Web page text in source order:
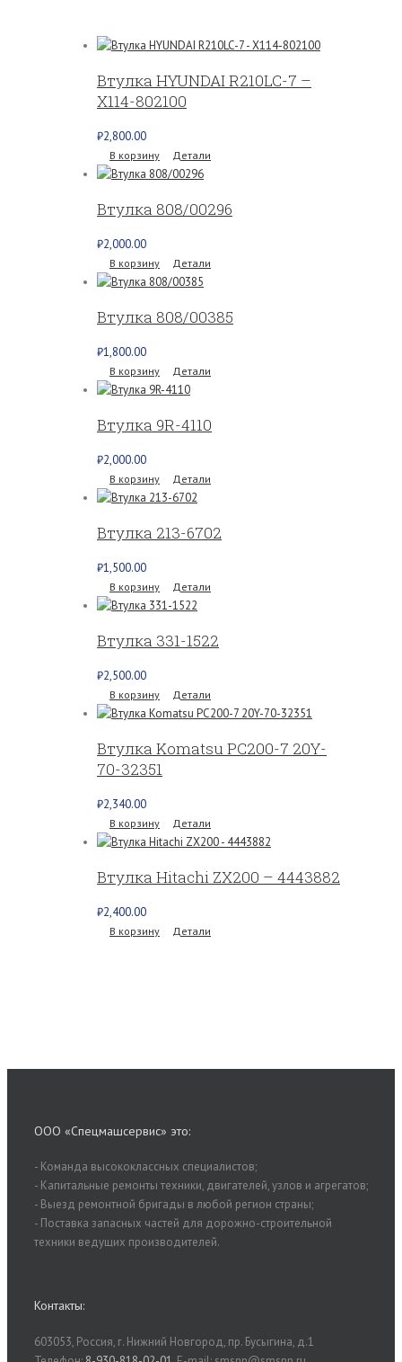
Втулка HYUNDAI R210LC-7 –
X114-802100
₽2,800.00
В корзину Детали
Втулка 808/00296
₽2,000.00
В корзину Детали
Втулка 808/00385
₽1,800.00
В корзину Детали
Втулка 9R-4110
₽2,000.00
В корзину Детали
Втулка 213-6702
₽1,500.00
В корзину Детали
Втулка 331-1522
₽2,500.00
В корзину Детали
Втулка Komatsu PC200-7 20Y-
70-32351
₽2,340.00
В корзину Детали
Втулка Hitachi ZX200 – 4443882
₽2,400.00
В корзину Детали
ООО «Спецмашсервис» это:
- Команда высококласcных специалистов;
- Капитальные ремонты техники, двигателей, узлов и агрегатов;
- Выезд ремонтной бригады в любой регион страны;
- Поставка запасных частей для дорожно-строительной
техники ведущих производителей.
Контакты:
603053, Россия, г. Нижний Новгород, пр. Бусыгина, д.1